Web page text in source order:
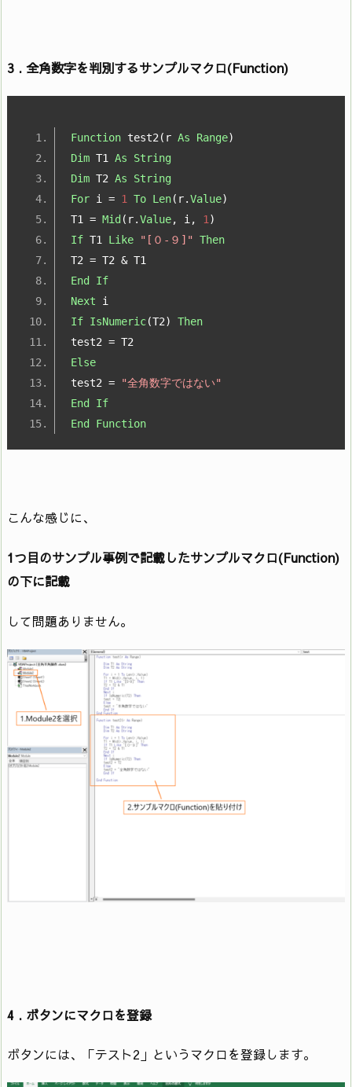
3 . 全角数字を判別するサンプルマクロ(Function)
Function test2 ( r As Range)
Dim T1 As
String
Dim T2 As
String
For i = 1 To Len( r.Value)
T1 = Mid( r.Value, i , 1 )
If T1 Like "[０-９]" Then
T2 = T2 & T1
End If
Next i
If IsNumeric(T2)
Then
test2 = T2
Else
test2 =
"全角数字ではない"
End If
End Function
こんな感じに、
1つ目のサンプル事例で記載したサンプルマクロ(Function)
の下に記載
して問題ありません。
4 . ボタンにマクロを登録
ボタンには、「テスト2」というマクロを登録します。